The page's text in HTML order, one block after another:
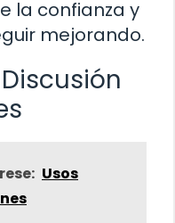
la confianza y
mejorando.
Usos